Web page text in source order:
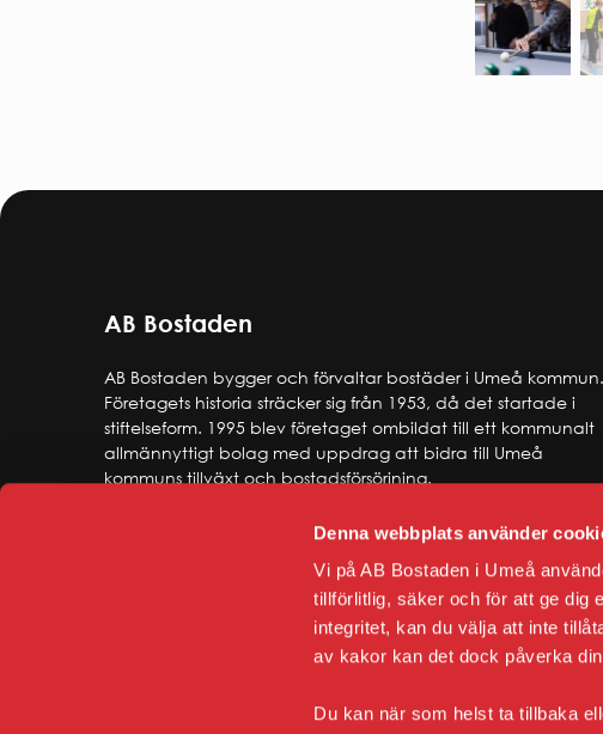
Denna webbplats använder
Vi på AB Bostaden i Umeå
tillförlitlig, säker och för att ge dig
integritet, kan du välja att inte
av kakor kan det dock påverka
Du kan när som helst ta tillbaka
AB Bostaden
AB Bostaden bygger och förvaltar bostäder i Umeå kommun.
Företagets historia sträcker sig från 1953, då det startade i
stiftelseform. 1995 blev företaget ombildat till ett kommunalt
allmännyttigt bolag med uppdrag att bidra till Umeå
kommuns tillväxt och bostadsförsörjning.